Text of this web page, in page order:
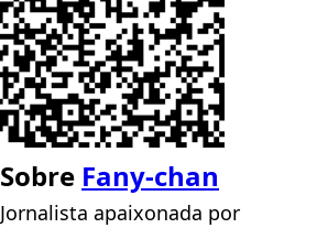
Sobre Fany-chan
Jornalista apaixonada por